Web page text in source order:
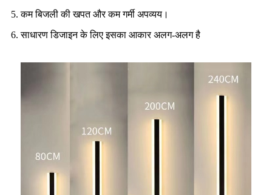
5. कम बिजली की खपत और कम गर्मी अपव्यय।
6. साधारण डिजाइन के लिए इसका आकार अलग-अलग है